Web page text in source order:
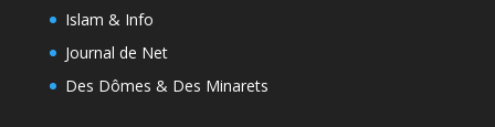
Islam & Info
Journal de Net
Des Dômes & Des Minarets